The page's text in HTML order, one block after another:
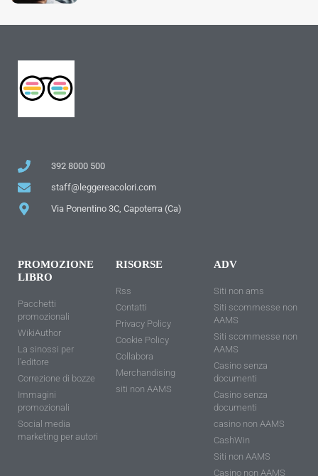
392 8000 500
staff@leggereacolori.com
Via Ponentino 3C, Capoterra (Ca)
PROMOZIONE
LIBRO
Pacchetti
promozionali
WikiAuthor
La sinossi per
l'editore
Correzione di bozze
Immagini
promozionali
Social media
marketing per autori
RISORSE
Rss
Contatti
Privacy Policy
Cookie Policy
Collabora
Merchandising
siti non AAMS
ADV
Siti non ams
Siti scommesse non
AAMS
Siti scommesse non
AAMS
Casino senza
documenti
Casino senza
documenti
casino non AAMS
CashWin
Siti non AAMS
Casino non AAMS